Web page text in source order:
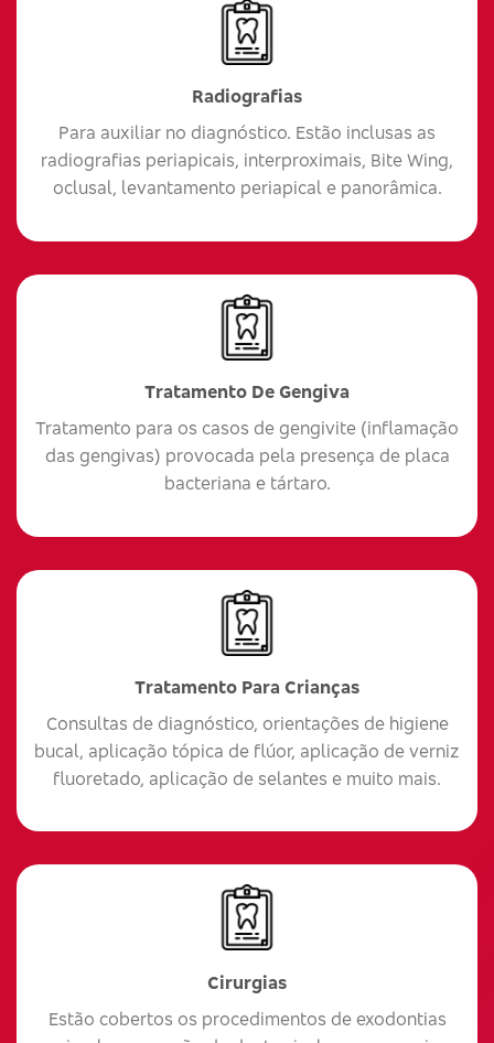
Radiografias
Para auxiliar no diagnóstico. Estão inclusas as
radiografias periapicais, interproximais, Bite Wing,
oclusal, levantamento periapical e panorâmica.
Tratamento De Gengiva
Tratamento para os casos de gengivite (inflamação
das gengivas) provocada pela presença de placa
bacteriana e tártaro.
Tratamento Para Crianças
Consultas de diagnóstico, orientações de higiene
bucal, aplicação tópica de flúor, aplicação de verniz
fluoretado, aplicação de selantes e muito mais.
Cirurgias
Estão cobertos os procedimentos de exodontias